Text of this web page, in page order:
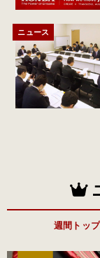
ニュース
週間トップ